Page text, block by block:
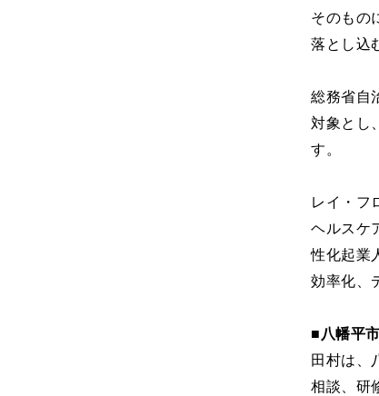
そのもの
落とし込
総務省自
対象とし
す。
レイ・フ
ヘルスケ
性化起業
効率化、
■八幡平
田村は、
相談、研